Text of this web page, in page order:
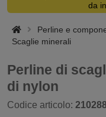
da
Perline e
Scaglie minerali
Perline di
di nylon
Codice articolo: